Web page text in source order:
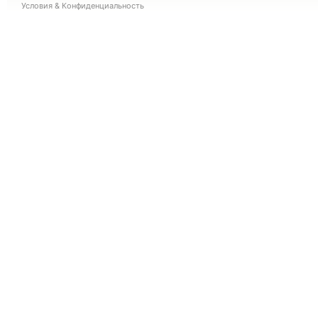
Условия & Конфиденциальность